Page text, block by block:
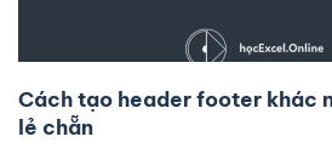
Cách tạo header footer khác
lẻ chẵn